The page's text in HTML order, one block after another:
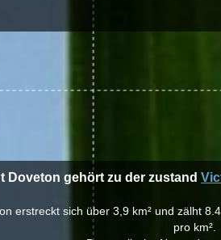
Doveton gehört zu der zustand
erstreckt sich über 3,9 km² und zälht
pro km².